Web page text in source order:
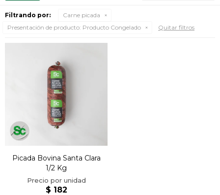
Filtrando por:
Carne picada
Presentación de producto: Producto Congelado Quitar filtros
Picada Bovina Santa Clara
1/2 Kg
$ 182